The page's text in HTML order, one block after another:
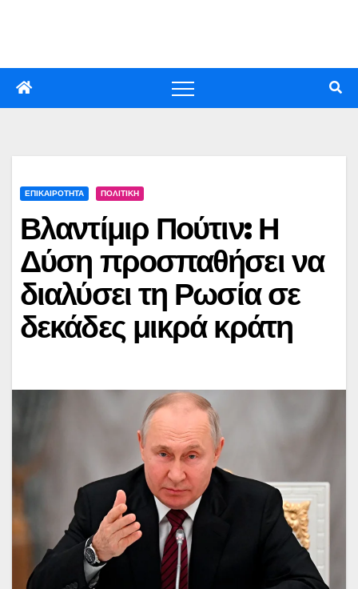
ΕΠΙΚΑΙΡΟΤΗΤΑ ΠΟΛΙΤΙΚΗ
Βλαντίμιρ Πούτιν: Η
Δύση προσπαθήσει να
διαλύσει τη Ρωσία σε
δεκάδες μικρά κράτη